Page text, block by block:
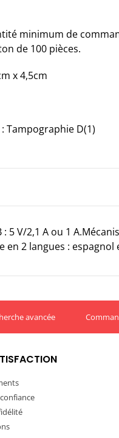
minimum de
de 100 pièces.
x 4,5cm
Tampographie D(1)
: 5 V/2,1 A ou 1
2 langues :
avancée